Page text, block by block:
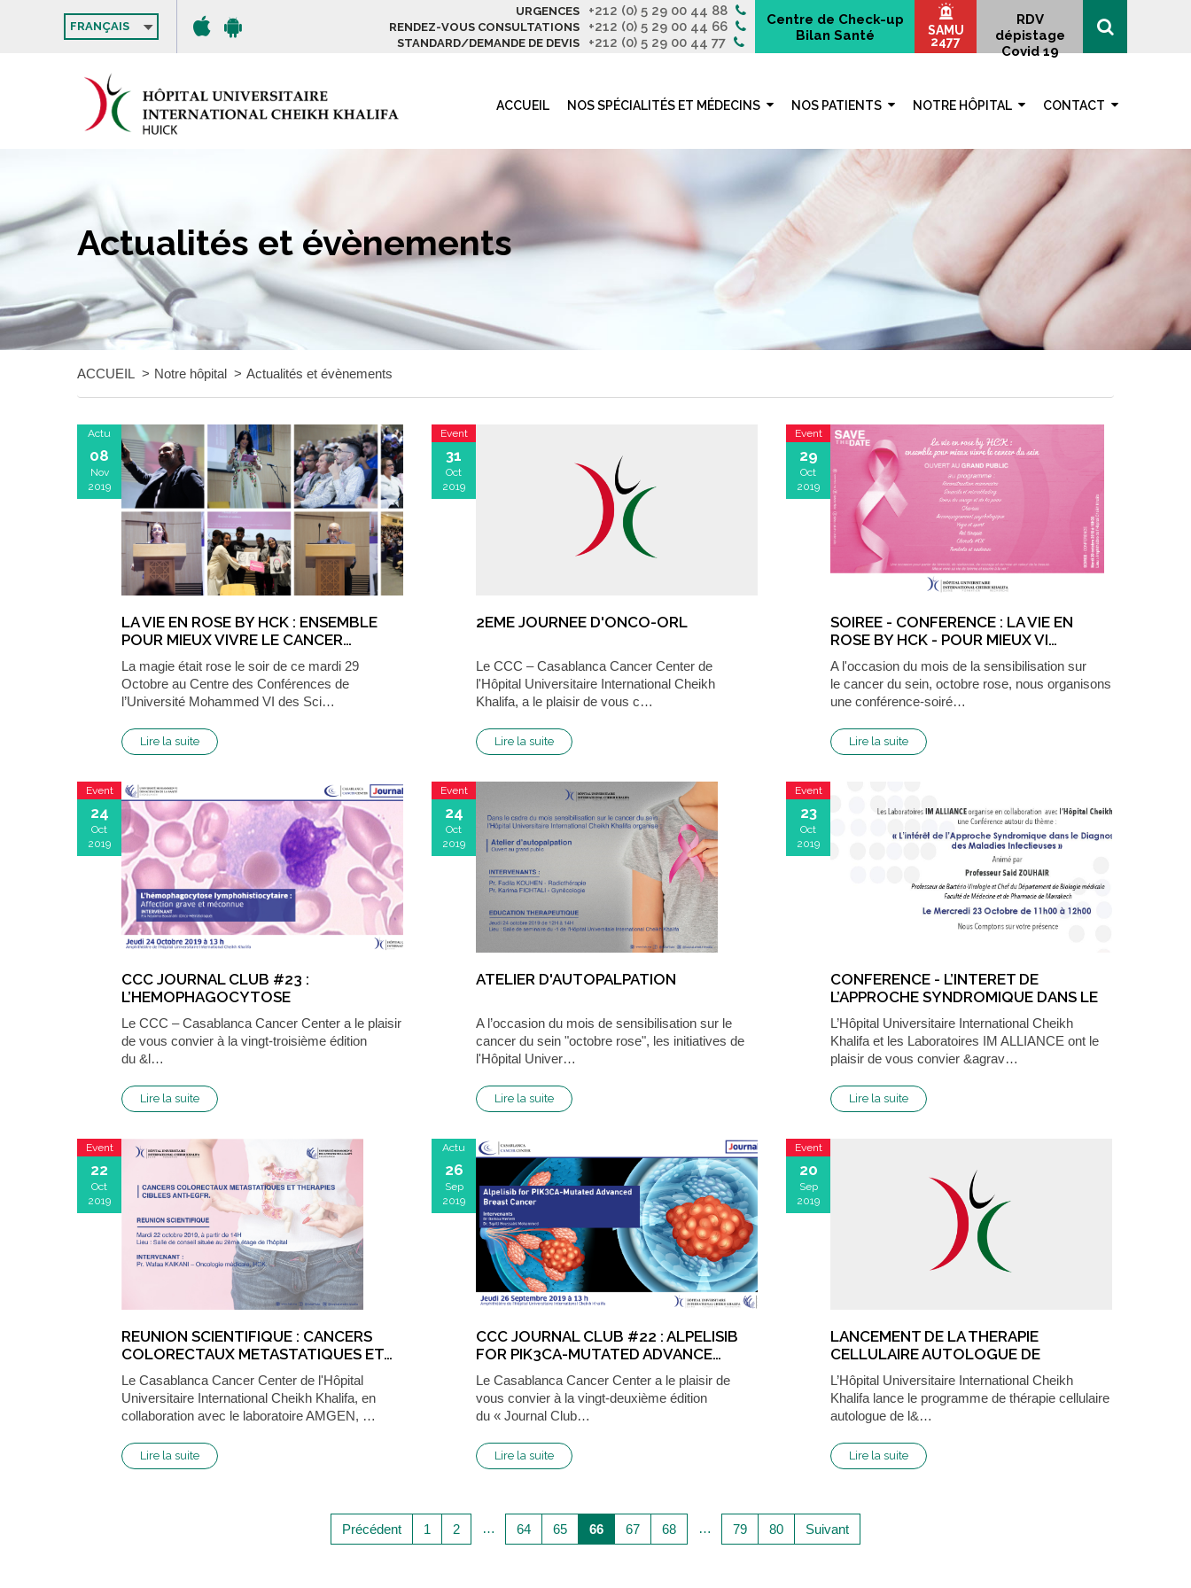
FRANÇAIS
URGENCES +212 (0) 5 29 00 44 88
RENDEZ-VOUS CONSULTATIONS +212 (0) 5 29 00 44 66
STANDARD/DEMANDE DE DEVIS +212 (0) 5 29 00 44 77
Centre de Check-up
Bilan Santé
SAMU
2477
RDV
dépistage
Covid 19
ACCUEIL NOS SPÉCIALITÉS ET MÉDECINS NOS PATIENTS NOTRE HÔPITAL CONTACT
Actualités et évènements
ACCUEIL Notre hôpital Actualités et évènements
Actu
08
Nov
2019
LA VIE EN ROSE BY HCK : ENSEMBLE
POUR MIEUX VIVRE LE CANCER…
La magie était rose le soir de ce mardi 29
Octobre au Centre des Conférences de
l’Université Mohammed VI des Sci…
Lire la suite
Event
31
Oct
2019
2EME JOURNEE D'ONCO-ORL
Le CCC – Casablanca Cancer Center de
l'Hôpital Universitaire International Cheikh
Khalifa, a le plaisir de vous c…
Lire la suite
Event
29
Oct
2019
SOIREE - CONFERENCE : LA VIE EN
ROSE BY HCK - POUR MIEUX VI…
A l'occasion du mois de la sensibilisation sur
le cancer du sein, octobre rose, nous organisons
une conférence-soiré…
Lire la suite
Event
24
Oct
2019
CCC JOURNAL CLUB #23 :
L’HEMOPHAGOCYTOSE
LYMPHOHISTIOCYTAIR…
Le CCC – Casablanca Cancer Center a le plaisir
de vous convier à la vingt-troisième édition
du &l…
Lire la suite
Event
24
Oct
2019
ATELIER D'AUTOPALPATION
A l’occasion du mois de sensibilisation sur le
cancer du sein "octobre rose", les initiatives de
l'Hôpital Univer…
Lire la suite
Event
23
Oct
2019
CONFERENCE - L’INTERET DE
L’APPROCHE SYNDROMIQUE DANS LE
DI…
L’Hôpital Universitaire International Cheikh
Khalifa et les Laboratoires IM ALLIANCE ont le
plaisir de vous convier &agrav…
Lire la suite
Event
22
Oct
2019
REUNION SCIENTIFIQUE : CANCERS
COLORECTAUX METASTATIQUES ET…
Le Casablanca Cancer Center de l'Hôpital
Universitaire International Cheikh Khalifa, en
collaboration avec le laboratoire AMGEN, …
Lire la suite
Actu
26
Sep
2019
CCC JOURNAL CLUB #22 : ALPELISIB
FOR PIK3CA-MUTATED ADVANCE…
Le Casablanca Cancer Center a le plaisir de
vous convier à la vingt-deuxième édition
du « Journal Club…
Lire la suite
Event
20
Sep
2019
LANCEMENT DE LA THERAPIE
CELLULAIRE AUTOLOGUE DE
L'ARTHROSE…
L’Hôpital Universitaire International Cheikh
Khalifa lance le programme de thérapie cellulaire
autologue de l&…
Lire la suite
Précédent 1 2 … 64 65 66 67 68 … 79 80 Suivant